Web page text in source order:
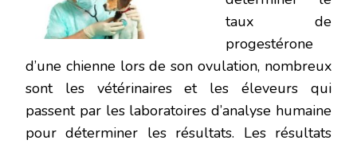
taux de
progestérone
d’une chienne lors de son ovulation, nombreux
sont les vétérinaires et les éleveurs qui
passent par les laboratoires d’analyse humaine
pour déterminer les résultats. Les résultats